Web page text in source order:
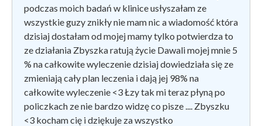
podczas moich badań w klinice usłyszałam ze
wszystkie guzy znikły nie mam nic a wiadomość która
dzisiaj dostałam od mojej mamy tylko potwierdza to
ze działania Zbyszka ratują życie Dawali mojej mnie 5
% na całkowite wyleczenie dzisiaj dowiedziała się ze
zmieniają cały plan leczenia i dają jej 98% na
całkowite wyleczenie ️<3 Łzy tak mi teraz płyną po
policzkach ze nie bardzo widzę co pisze .... Zbyszku
<3️️️️ kocham cię i dziękuje za wszystko️